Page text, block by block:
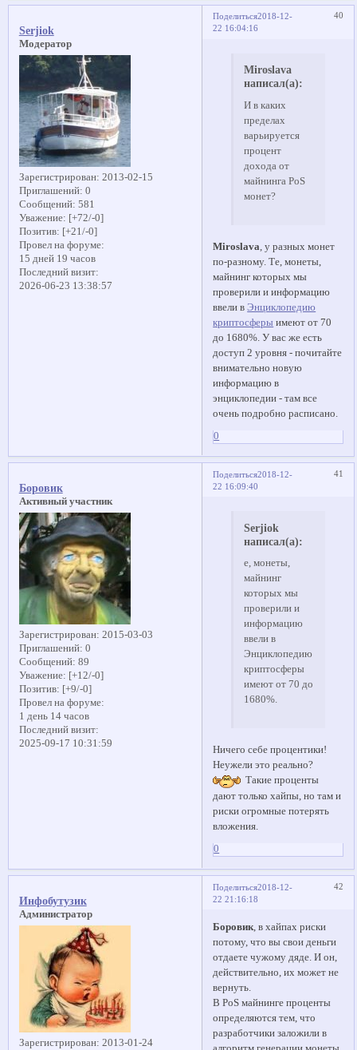
Поделиться 40
2018-12-
22 16:04:16
Serjiok
Модератор
Зарегистрирован: 2013-02-15
Приглашений: 0
Сообщений: 581
Уважение: [+72/-0]
Позитив: [+21/-0]
Провел на форуме:
15 дней 19 часов
Последний визит:
2026-06-23 13:38:57
Miroslava
написал(а):
И в каких
пределах
варьируется
процент
дохода от
майнинга PoS
монет?
Miroslava , у разных монет
по-разному. Те, монеты,
майнинг которых мы
проверили и информацию
ввели вЭнциклопедию
криптосферы имеют от 70
до 1680%. У вас же есть
доступ 2 уровня - почитайте
внимательно новую
информацию в
энциклопедии - там все
очень подробно расписано.
0
Поделиться 41
2018-12-
22 16:09:40
Боровик
Активный участник
Зарегистрирован: 2015-03-03
Приглашений: 0
Сообщений: 89
Уважение: [+12/-0]
Позитив: [+9/-0]
Провел на форуме:
1 день 14 часов
Последний визит:
2025-09-17 10:31:59
Serjiok
написал(а):
е, монеты,
майнинг
которых мы
проверили и
информацию
ввели в
Энциклопедию
криптосферы
имеют от 70 до
1680%.
Ничего себе процентики!
Неужели это реально?
Такие проценты
дают только хайпы, но там и
риски огромные потерять
вложения.
0
Поделиться 42
2018-12-
22 21:16:18
Инфобутузик
Администратор
Зарегистрирован: 2013-01-24
Боровик , в хайпах риски
потому, что вы свои деньги
отдаете чужому дяде. И он,
действительно, их может не
вернуть.
В PoS майнинге проценты
определяются тем, что
разработчики заложили в